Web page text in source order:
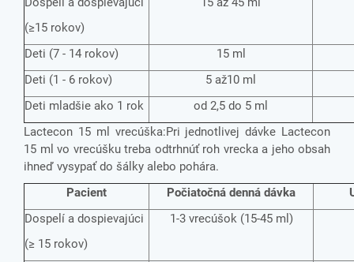
(≥15 rokov)
Deti (7 - 14 rokov)
15 ml
Deti (1 - 6 rokov)
5 až10 ml
Deti mladšie ako 1 rok
od 2,5 do 5 ml
Lactecon 15 ml vrecúška:Pri jednotlivej dávke Lactecon
15 ml vo vrecúšku treba odtrhnúť roh vrecka a jeho obsah
ihneď vysypať do šálky alebo pohára.
Pacient
Počiatočná denná dávka
Dospelí a dospievajúci
(≥ 15 rokov)
1-3 vrecúšok (15-45 ml)